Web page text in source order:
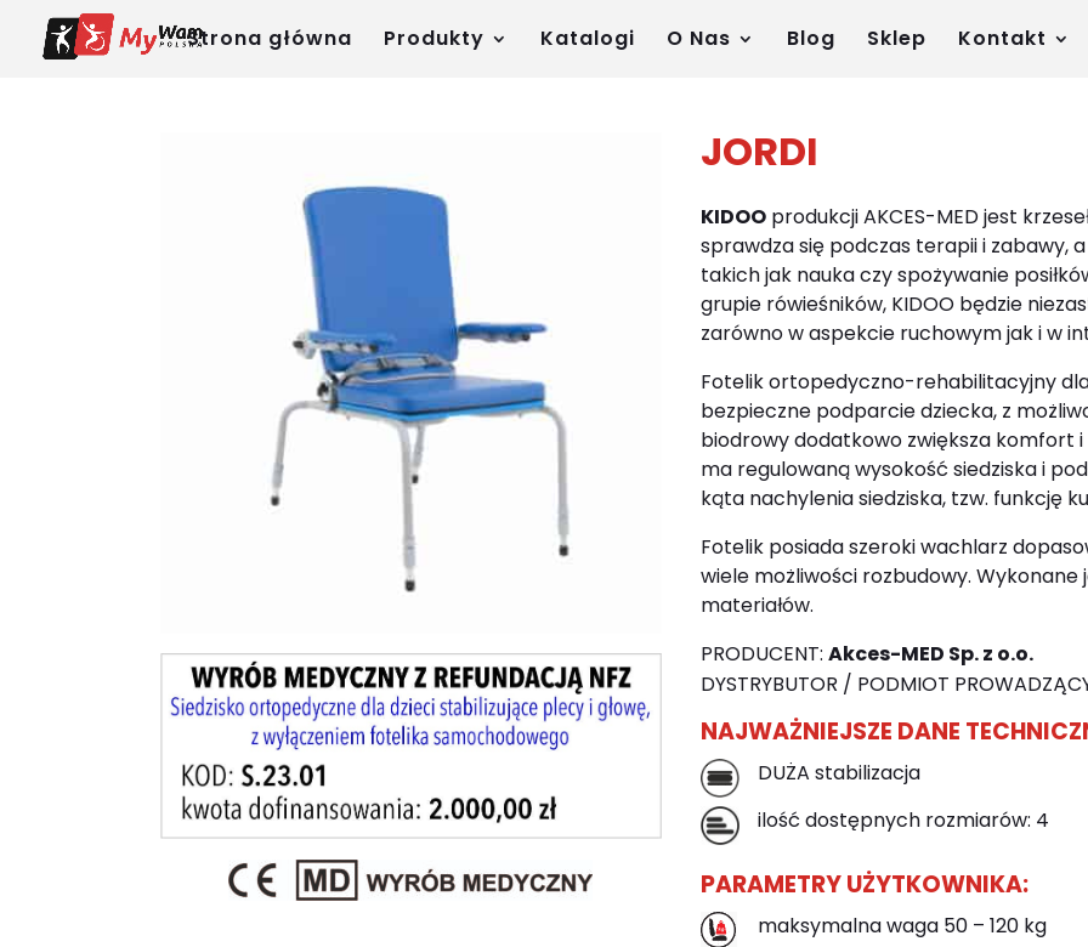
Strona główna Produkty Katalogi O Nas Blog Sklep Kontakt
JORDI
KIDOOprodukcji AKCES-MED jest
sprawdza się podczas terapii i zabawy,
takich jak nauka czy spożywanie
grupie rówieśników, KIDOO będzie
zarówno w aspekcie ruchowym jak i w
Fotelik ortopedyczno-rehabilitacyjny dla
bezpieczne podparcie dziecka, z
biodrowy dodatkowo zwiększa komfort
ma regulowaną wysokość siedziska i
kąta nachylenia siedziska, tzw. funkcję
Fotelik posiada szeroki wachlarz
wiele możliwości rozbudowy.
materiałów.
PRODUCENT: Akces-MED Sp. z o.o.
DYSTRYBUTOR / PODMIOT
NAJWAŻNIEJSZE DANE
DUŻA stabilizacja
ilość dostępnych rozmiarów: 4
PARAMETRY UŻYTKOWNIKA:
maksymalna waga 50 – 120 kg